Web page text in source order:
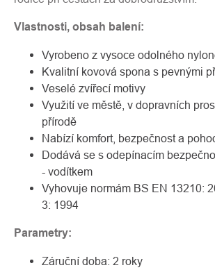
Vlastnosti, obsah balení:
Vyrobeno z vysoce odolného
Kvalitní kovová spona s pevnými
Veselé zvířecí motivy
Využití ve městě, v dopravních
přírodě
Nabízí komfort, bezpečnost a
Dodává se s odepínacím
- vodítkem
Vyhovuje normám BS EN 13210:
3: 1994
Parametry:
Záruční doba: 2 roky